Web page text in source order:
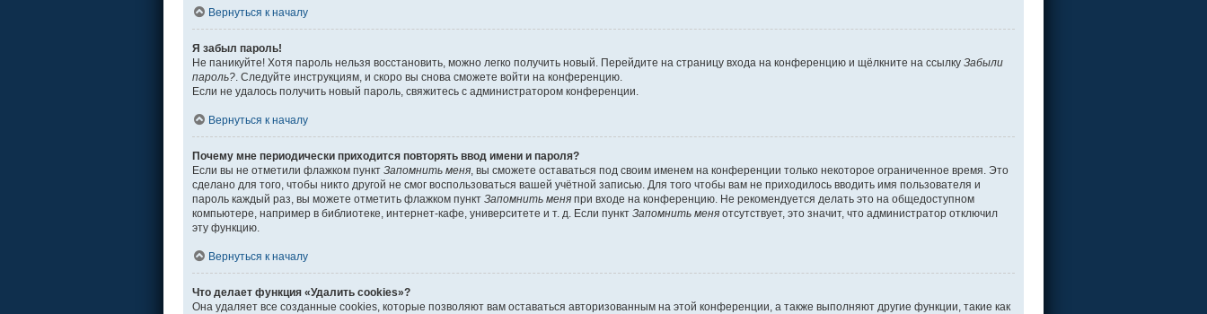
Вернуться к началу
Я забыл пароль!
Не паникуйте! Хотя пароль нельзя восстановить, можно легко получить новый. Перейдите на страницу входа на конференцию и щёлкните на ссылку Забыли
пароль?. Следуйте инструкциям, и скоро вы снова сможете войти на конференцию.
Если не удалось получить новый пароль, свяжитесь с администратором конференции.
Вернуться к началу
Почему мне периодически приходится повторять ввод имени и пароля?
Если вы не отметили флажком пункт Запомнить меня, вы сможете оставаться под своим именем на конференции только некоторое ограниченное время. Это
сделано для того, чтобы никто другой не смог воспользоваться вашей учётной записью. Для того чтобы вам не приходилось вводить имя пользователя и
пароль каждый раз, вы можете отметить флажком пункт Запомнить меня при входе на конференцию. Не рекомендуется делать это на общедоступном
компьютере, например в библиотеке, интернет-кафе, университете и т. д. Если пункт Запомнить меня отсутствует, это значит, что администратор отключил
эту функцию.
Вернуться к началу
Что делает функция «Удалить cookies»?
Она удаляет все созданные cookies, которые позволяют вам оставаться авторизованным на этой конференции, а также выполняют другие функции, такие как